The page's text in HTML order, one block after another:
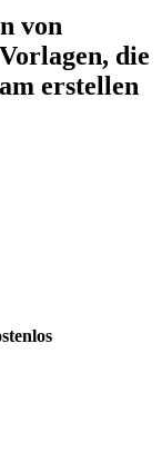
von
die
erstellen